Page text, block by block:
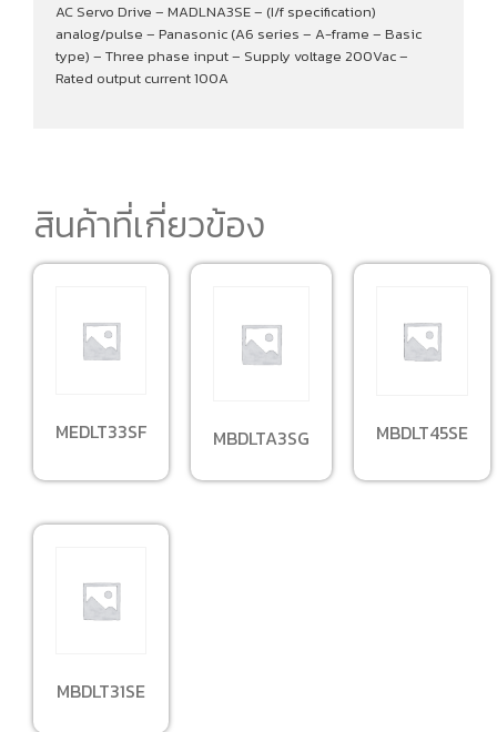
AC Servo Drive – MADLNA3SE – (I/f specification)
analog/pulse – Panasonic (A6 series – A-frame – Basic
type) – Three phase input – Supply voltage 200Vac –
Rated output current 100A
สินค้าที่เกี่ยวข้อง
MEDLT33SF MBDLTA3SG MBDLT45SE
MBDLT31SE